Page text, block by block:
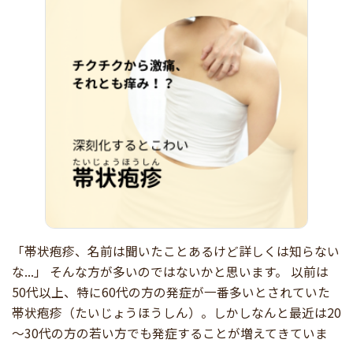
「帯状疱疹、名前は聞いたことあるけど詳しくは知らない
な...」 そんな方が多いのではないかと思います。 以前は
50代以上、特に60代の方の発症が一番多いとされていた
帯状疱疹（たいじょうほうしん）。しかしなんと最近は20
～30代の方の若い方でも発症することが増えてきていま